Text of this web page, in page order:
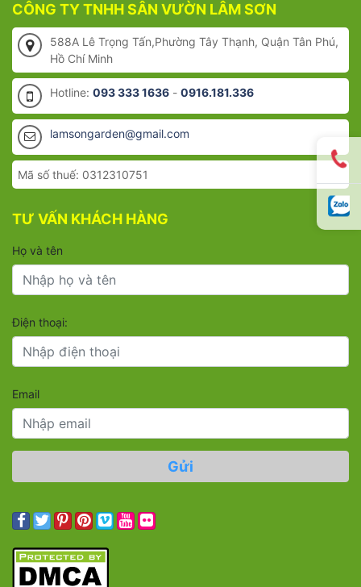
CÔNG TY TNHH SÂN VƯỜN LÂM SƠN
588A Lê Trọng Tấn,Phường Tây Thạnh, Quận Tân Phú,
Hồ Chí Minh
Hotline: 093 333 1636 - 0916.181.336
lamsongarden@gmail.com
Mã số thuế: 0312310751
TƯ VẤN KHÁCH HÀNG
Họ và tên
Điện thoại:
Email
Gửi